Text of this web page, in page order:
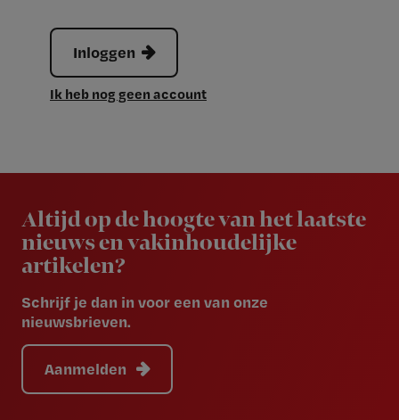
Inloggen
Ik heb nog geen account
Altijd op de hoogte van het laatste
nieuws en vakinhoudelijke
artikelen?
Schrijf je dan in voor een van onze
nieuwsbrieven.
Aanmelden